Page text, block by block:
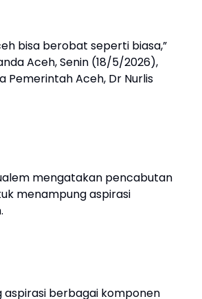
bisa berobat seperti biasa,”
Aceh, Senin (18/5/2026),
Pemerintah Aceh, Dr Nurlis
mengatakan pencabutan
menampung aspirasi
aspirasi berbagai komponen